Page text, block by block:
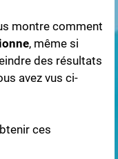
montre comment
, même si
des résultats
avez vus ci-
ces